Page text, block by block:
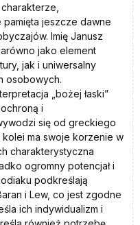
jeszcze dawne
Imię Janusz
jako element
jak i uniwersalny
osobowych.
„bożej łaski”
i
się od greckiego
kolei ma swoje korzenie w
charakterystyczna
ogromny potencjał i
podkreślają
i Lew, co jest zgodne
ich indywidualizm i